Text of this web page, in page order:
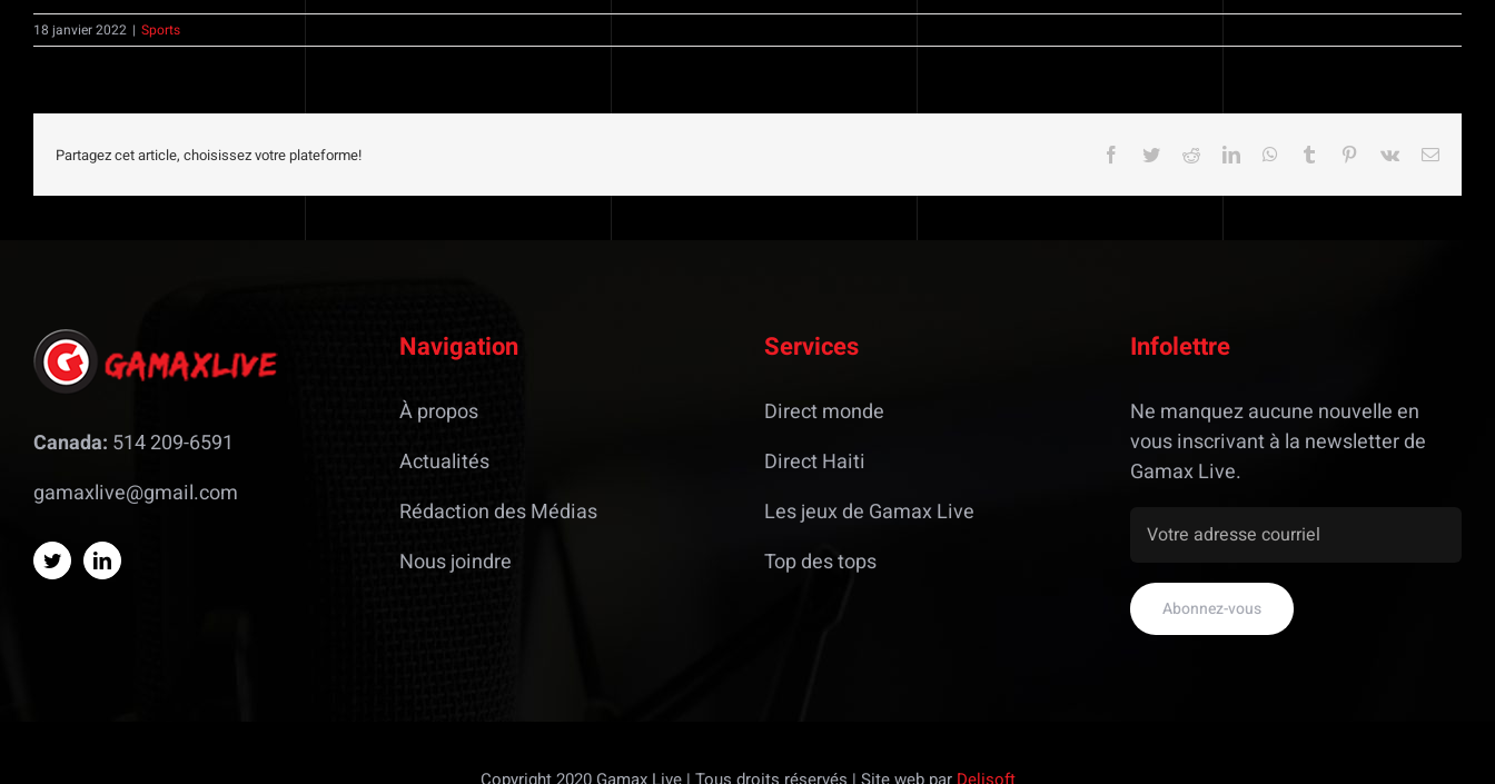
18 janvier 2022 | Sports
Partagez cet article, choisissez votre plateforme! Facebook
TwitterRedditLinkedInWhatsApp
Tumblr Pinterest
Vk Email
Canada: 514 209-6591
gamaxlive@gmail.com
Navigation
À propos
Actualités
Rédaction des Médias
Nous joindre
Services
Direct monde
Direct Haiti
Les jeux de Gamax Live
Top des tops
Infolettre
Ne manquez aucune nouvelle en
vous inscrivant à la newsletter de
Gamax Live.